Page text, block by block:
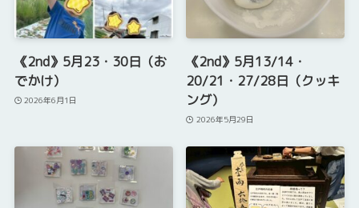
《2nd》5月23・30日（お
でかけ）
2026年6月1日
《2nd》5月13/14・
20/21・27/28日（クッキ
ング）
2026年5月29日